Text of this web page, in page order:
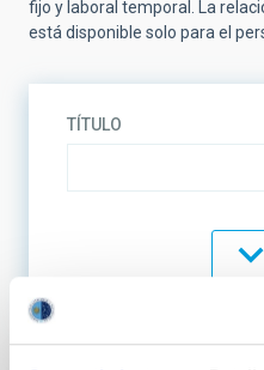
fijo y laboral temporal. La
está disponible solo para el
TÍTULO